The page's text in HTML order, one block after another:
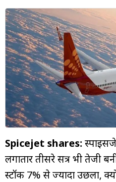
न्यूज
वीडियो
म्यूचुअल
फंड
Spicejet shares:
लगातार तीसरे सत्र भी तेजी
स्टॉक 7% से ज्यादा उछला,